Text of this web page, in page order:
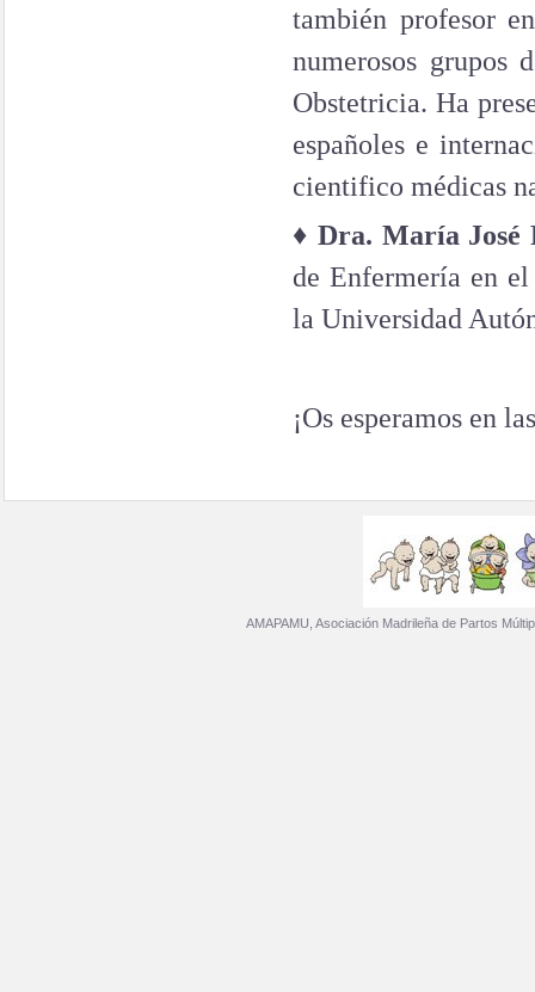
también profesor
numerosos
Obstetricia. Ha
españoles e
cientifico médicas
♦Dra. María
de Enfermería en
la Universidad
¡Os esperamos en
AMAPAMU, Asociación Madrileña de Partos